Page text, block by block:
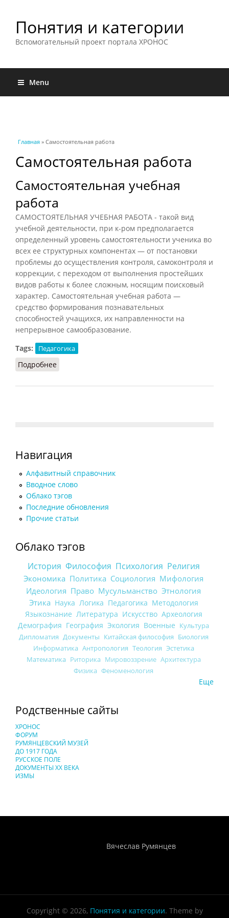
Понятия и категории
Вспомогательный проект портала ХРОНОС
Menu
Вы здесь
Главная » Самостоятельная работа
Самостоятельная работа
Самостоятельная учебная
работа
САМОСТОЯТЕЛЬНАЯ УЧЕБНАЯ РАБОТА - такой вид
учебной деятельности, при к-ром предполагается
определенный уровень самостоятельности ученика во
всех ее структурных компонентах — от постановки
проблемы до осуществления контроля, самоконтроля и
коррекции, с переходом от выполнения простейших
видов работы к более сложным, носящим поисковый
характер. Самостоятельная учебная работа —
средство формирования познавательных
способностей учащихся, их направленности на
непрерывное самообразование.
Tags:
Педагогика
Подробнее
Навигация
Алфавитный справочник
Вводное слово
Облако тэгов
Последние обновления
Прочие статьи
Облако тэгов
История Философия Психология Религия
Экономика Политика Социология Мифология
Идеология Право Мусульманство Этнология
Этика Наука Логика Педагогика Методология
Языкознание Литература Искусство Археология
Демография География Экология Военные Культура
Дипломатия Документы Китайская философия Биология
Информатика Антропология Теология Эстетика
Математика Риторика Мировоззрение Архитектура
Физика Феноменология
Еще
Родственные сайты
ХРОНОС
ФОРУМ
РУМЯНЦЕВСКИЙ МУЗЕЙ
ДО 1917 ГОДА
РУССКОЕ ПОЛЕ
ДОКУМЕНТЫ XX ВЕКА
ИЗМЫ
Вячеслав Румянцев
Copyright © 2026, Понятия и категории. Theme by